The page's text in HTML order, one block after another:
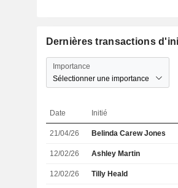
Dernières transactions
Importance
Sélectionner une importance
Date Initié
21/04/26 Belinda Carew Jones
12/02/26 Ashley Martin
12/02/26 Tilly Heald